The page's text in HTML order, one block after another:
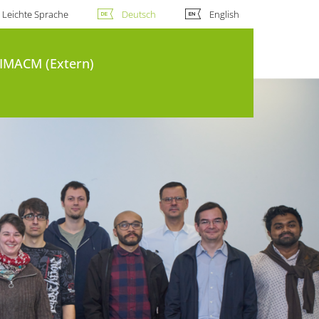
Leichte Sprache Deutsch English
IMACM (Extern)